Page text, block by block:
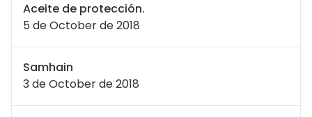
Aceite de protección.
5 de October de 2018
Samhain
3 de October de 2018